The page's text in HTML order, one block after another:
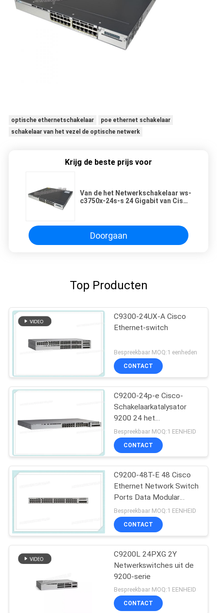
optische ethernetschakelaar
poe ethernet schakelaar
schakelaar van het vezel de optische netwerk
Krijg de beste prijs voor
Van de het Netwerkschakelaar ws-
c3750x-24s-s 24 Gigabit van Cisco
Doorgaan
Top Producten
C9300-24UX-A Cisco
Ethernet-switch
Bespreekbaar MOQ:1 eenheden
CONTACT
C9200-24p-e Cisco-
Schakelaarkatalysator
9200 24 het
Netwerkhoofdzaak van
de Havenpoe+
Schakelaar
Bespreekbaar MOQ:1 EENHEID
CONTACT
C9200-48T-E 48 Cisco
Ethernet Network Switch
Ports Data Modular
Uplink Opties
Bespreekbaar MOQ:1 EENHEID
CONTACT
C9200L 24PXG 2Y
Netwerkswitches uit de
9200-serie
Bespreekbaar MOQ:1 EENHEID
CONTACT